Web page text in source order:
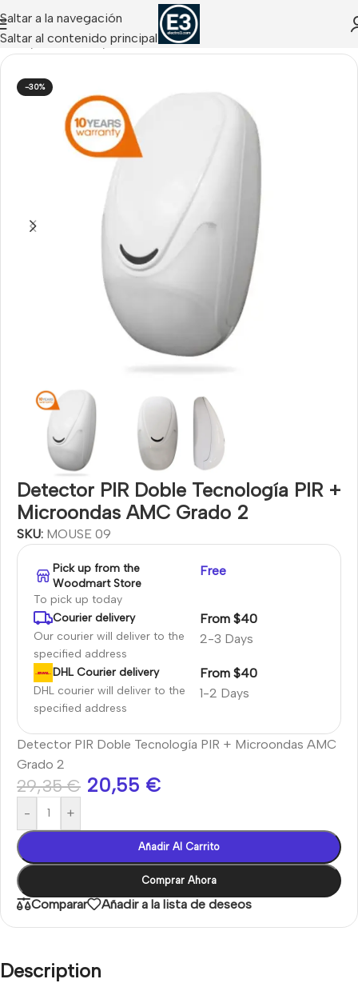
Saltar a la navegación
Saltar al contenido principal
Inicio Detectores/ Detectores de Interior
-30%
Detector PIR Doble Tecnología PIR +
Microondas AMC Grado 2
SKU: MOUSE 09
Pick up from the
Woodmart Store
To pick up today
Free
Courier delivery
Our courier will deliver to the
specified address
2-3 Days
From $40
DHL Courier delivery
DHL courier will deliver to the
specified address
1-2 Days
From $40
Detector PIR Doble Tecnología PIR + Microondas AMC
Grado 2
29,35€ 20,55 €
- +
Añadir Al Carrito
Comprar Ahora
Comparar Añadir a la lista de deseos
Description